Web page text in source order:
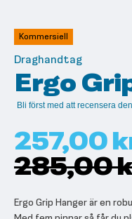
av
bildgalleriet
Kommersiell
Draghandtag
Ergo
Bli först med att recensera
257,00
285,00
Ergo Grip Hanger är en